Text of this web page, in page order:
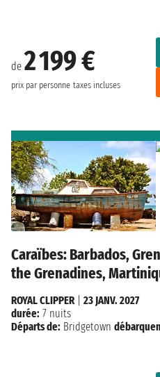
de 2 199 €
prix par personne taxes incluses
Caraïbes: Barbados,
the Grenadines,
ROYAL CLIPPER| 23 JANV. 2027
durée: 7 nuits
Départs de: Bridgetown